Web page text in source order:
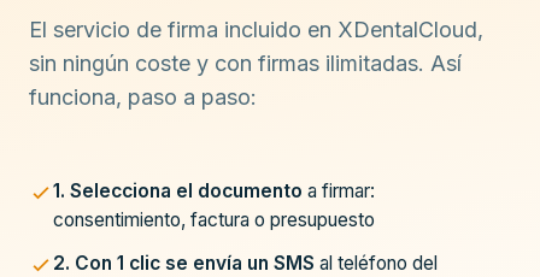
El servicio de firma incluido en XDentalCloud,
sin ningún coste y con firmas ilimitadas. Así
funciona, paso a paso:
1. Selecciona el documento a firmar:
consentimiento, factura o presupuesto
2. Con 1 clic se envía un SMS al teléfono del